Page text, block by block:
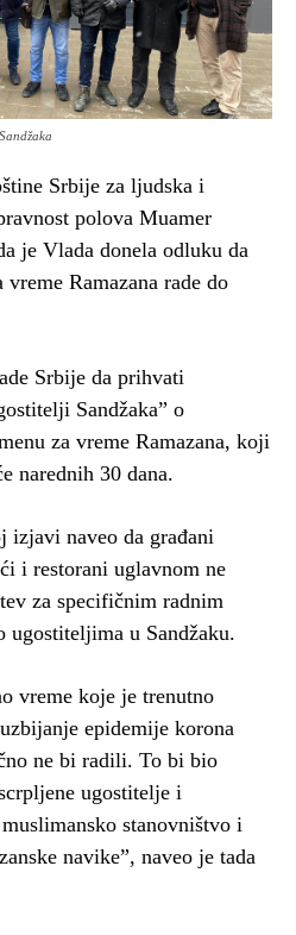
Srbije za ljudska i
polova Muamer
je Vlada donela odluku da
Ramazana rade do
Srbije da prihvati
Sandžaka” o
za vreme Ramazana, koji
narednih 30 dana.
izjavi naveo da građani
i restorani uglavnom ne
za specifičnim radnim
ugostiteljima u Sandžaku.
vreme koje je trenutno
epidemije korona
ne bi radili. To bi bio
ugostitelje i
stanovništvo i
navike”, naveo je tada